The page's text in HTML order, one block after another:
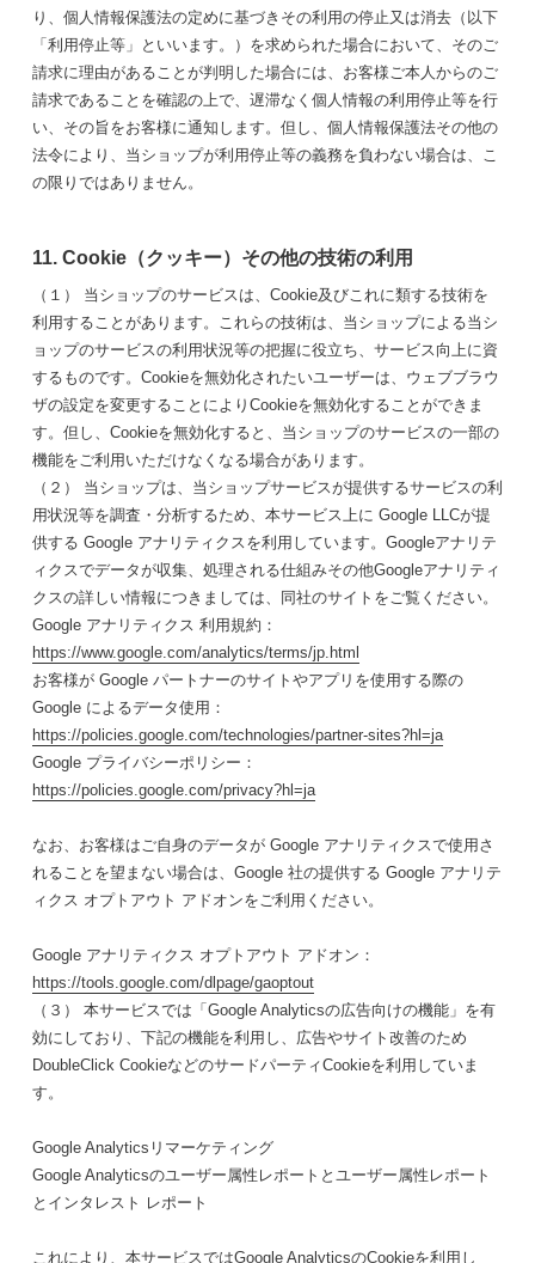
り、個人情報保護法の定めに基づきその利用の停止又は消去（以下
「利用停止等」といいます。）を求められた場合において、そのご
請求に理由があることが判明した場合には、お客様ご本人からのご
請求であることを確認の上で、遅滞なく個人情報の利用停止等を行
い、その旨をお客様に通知します。但し、個人情報保護法その他の
法令により、当ショップが利用停止等の義務を負わない場合は、こ
の限りではありません。
11. Cookie（クッキー）その他の技術の利用
（１） 当ショップのサービスは、Cookie及びこれに類する技術を
利用することがあります。これらの技術は、当ショップによる当シ
ョップのサービスの利用状況等の把握に役立ち、サービス向上に資
するものです。Cookieを無効化されたいユーザーは、ウェブブラウ
ザの設定を変更することによりCookieを無効化することができま
す。但し、Cookieを無効化すると、当ショップのサービスの一部の
機能をご利用いただけなくなる場合があります。
（２） 当ショップは、当ショップサービスが提供するサービスの利
用状況等を調査・分析するため、本サービス上に Google LLCが提
供する Google アナリティクスを利用しています。Googleアナリテ
ィクスでデータが収集、処理される仕組みその他Googleアナリティ
クスの詳しい情報につきましては、同社のサイトをご覧ください。
Google アナリティクス 利用規約：
https://www.google.com/analytics/terms/jp.html
お客様が Google パートナーのサイトやアプリを使用する際の
Google によるデータ使用：
https://policies.google.com/technologies/partner-sites?hl=ja
Google プライバシーポリシー：
https://policies.google.com/privacy?hl=ja
なお、お客様はご自身のデータが Google アナリティクスで使用さ
れることを望まない場合は、Google 社の提供する Google アナリテ
ィクス オプトアウト アドオンをご利用ください。
Google アナリティクス オプトアウト アドオン：
https://tools.google.com/dlpage/gaoptout
（３） 本サービスでは「Google Analyticsの広告向けの機能」を有
効にしており、下記の機能を利用し、広告やサイト改善のため
DoubleClick CookieなどのサードパーティCookieを利用していま
す。
Google Analyticsリマーケティング
Google Analyticsのユーザー属性レポートとユーザー属性レポート
とインタレスト レポート
これにより、本サービスではGoogle AnalyticsのCookieを利用し